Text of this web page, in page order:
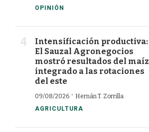
OPINIÓN
Intensificación productiva:
El Sauzal Agronegocios
mostró resultados del maíz
integrado a las rotaciones
del este
09/08/2026 · Hernán T. Zorrilla
AGRICULTURA